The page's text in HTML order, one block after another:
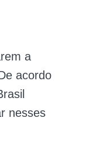
a
acordo
nesses